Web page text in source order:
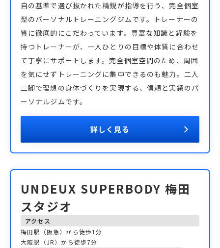
自の基準で選び抜かれた精鋭が指導を行う、完全個室
型のパーソナルトレーニングジムです。トレーナーの
質に徹底的にこだわっています。豊富な知識と経験を
持つトレーナーが、一人ひとりの目標や体質に合わせ
て丁寧にサポートします。完全個室空間のため、周囲
を気にせずトレーニングに集中できるのも魅力。二人
三脚で理想の身体づくりを実現する、信頼と実績のパ
ーソナルジムです。
詳しく見る
UNDEUX SUPERBODY 梅田
スタジオ
アクセス
梅田駅（阪急）から徒歩1分
大阪駅（JR）から徒歩7分